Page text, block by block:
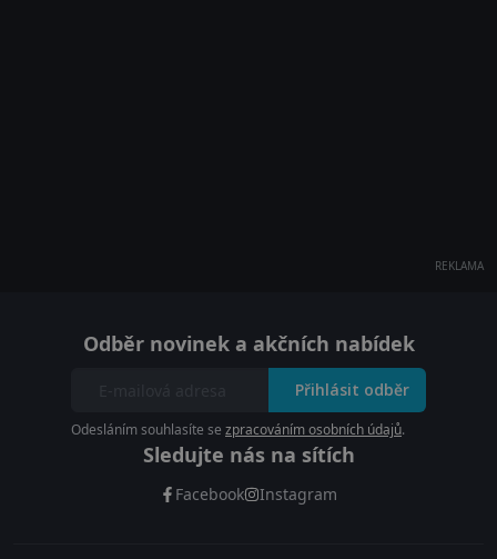
REKLAMA
Odběr novinek a akčních nabídek
Přihlásit odběr
Odesláním souhlasíte se zpracováním osobních údajů.
Sledujte nás na sítích
Facebook Instagram